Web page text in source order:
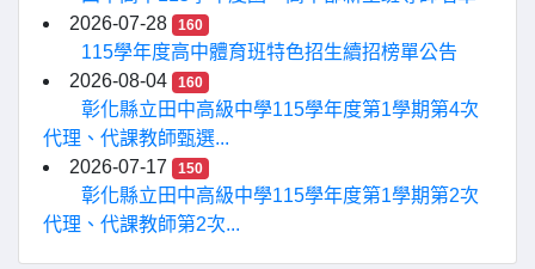
2026-07-28
160
115學年度高中體育班特色招生續招榜單公告
2026-08-04
160
彰化縣立田中高級中學115學年度第1學期第4次
代理、代課教師甄選...
2026-07-17
150
彰化縣立田中高級中學115學年度第1學期第2次
代理、代課教師第2次...